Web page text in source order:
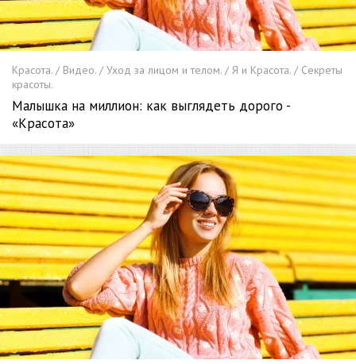
Красота. / Видео. / Уход за лицом и телом. / Я и Красота. / Секреты
красоты.
Малышка на миллион: как выглядеть дорого -
«Красота»